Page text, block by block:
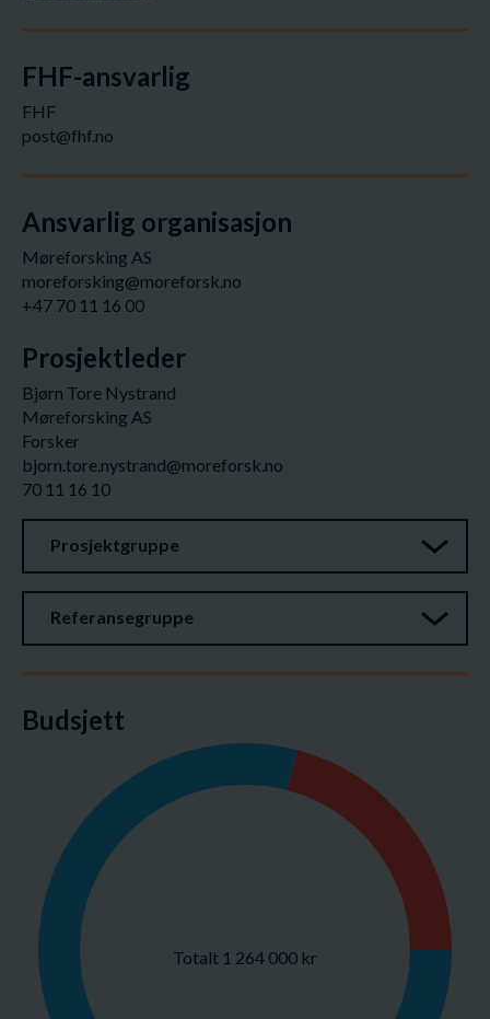
FHF-ansvarlig
FHF
post@fhf.no
Ansvarlig organisasjon
Møreforsking AS
moreforsking@moreforsk.no
+47 70 11 16 00
Prosjektleder
Bjørn Tore Nystrand
Møreforsking AS
Forsker
bjorn.tore.nystrand@moreforsk.no
70 11 16 10
Prosjektgruppe
Referansegruppe
Budsjett
Totalt 1 264 000 kr